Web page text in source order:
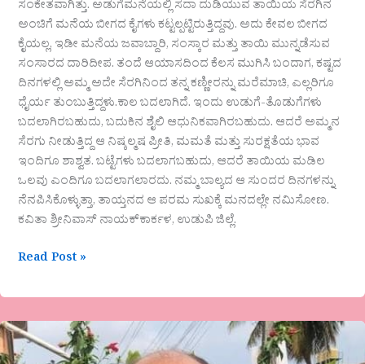
ಸಂಕೇತವಾಗಿತ್ತು. ಅಡುಗೆಮನೆಯಲ್ಲಿ ಸದಾ ದುಡಿಯುವ ತಾಯಿಯ ಸೆರಗಿನ
ಅಂಚಿಗೆ ಮನೆಯ ಬೀಗದ ಕೈಗಳು ಕಟ್ಟಲ್ಪಟ್ಟಿರುತ್ತಿದ್ದವು. ಅದು ಕೇವಲ ಬೀಗದ
ಕೈಯಲ್ಲ, ಇಡೀ ಮನೆಯ ಜವಾಬ್ದಾರಿ, ಸಂಸ್ಕಾರ ಮತ್ತು ತಾಯಿ ಮುನ್ನಡೆಸುವ
ಸಂಸಾರದ ದಾರಿದೀಪ. ತಂದೆ ಆಯಾಸದಿಂದ ಕೆಲಸ ಮುಗಿಸಿ ಬಂದಾಗ, ಕಷ್ಟದ
ದಿನಗಳಲ್ಲಿ ಅಮ್ಮ ಅದೇ ಸೆರಗಿನಿಂದ ತನ್ನ ಕಣ್ಣೀರನ್ನು ಮರೆಮಾಚಿ, ಎಲ್ಲರಿಗೂ
ಧೈರ್ಯ ತುಂಬುತ್ತಿದ್ದಳು.​ಕಾಲ ಬದಲಾಗಿದೆ. ಇಂದು ಉಡುಗೆ-ತೊಡುಗೆಗಳು
ಬದಲಾಗಿರಬಹುದು, ಬದುಕಿನ ಶೈಲಿ ಆಧುನಿಕವಾಗಿರಬಹುದು. ಆದರೆ ಅಮ್ಮನ
ಸೆರಗು ನೀಡುತ್ತಿದ್ದ ಆ ನಿಷ್ಕಲ್ಮಷ ಪ್ರೀತಿ, ಮಮತೆ ಮತ್ತು ಸುರಕ್ಷತೆಯ ಭಾವ
ಇಂದಿಗೂ ಶಾಶ್ವತ. ಬಟ್ಟೆಗಳು ಬದಲಾಗಬಹುದು, ಆದರೆ ತಾಯಿಯ ಮಡಿಲ
ಒಲವು ಎಂದಿಗೂ ಬದಲಾಗಲಾರದು. ನಮ್ಮ ಬಾಲ್ಯದ ಆ ಸುಂದರ ದಿನಗಳನ್ನು
ನೆನಪಿಸಿಕೊಳ್ಳುತ್ತಾ, ತಾಯ್ತನದ ಆ ಪರಮ ಸುಖಕ್ಕೆ ಮನದಲ್ಲೇ ನಮಿಸೋಣ. ​
ಕವಿತಾ ಶ್ರೀನಿವಾಸ್ ನಾಯಕ್​ಕಾರ್ಕಳ, ಉಡುಪಿ ಜಿಲ್ಲೆ.
Read Post »
ಡಾ
ಡೋ